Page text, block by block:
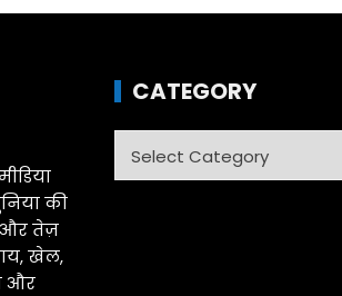
की
और तेज़
खेल,
और
CATEGORY